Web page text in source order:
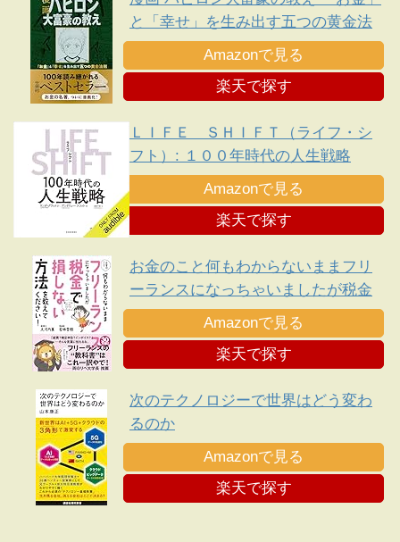
と「幸せ」を生み出す五つの黄金法
則
Amazonで見る
楽天で探す
ＬＩＦＥ ＳＨＩＦＴ（ライフ・シ
フト）: １００年時代の人生戦略
Amazonで見る
楽天で探す
お金のこと何もわからないままフリ
ーランスになっちゃいましたが税金
で損しない方法を教えてください!
Amazonで見る
楽天で探す
次のテクノロジーで世界はどう変わ
るのか
Amazonで見る
楽天で探す